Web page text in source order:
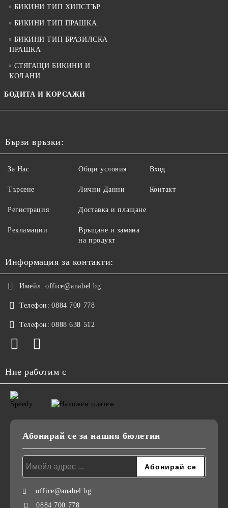
БИКИНИ ТИП ХИПСТЪР
БИКИНИ ТИП ПРАШКА
БИКИНИ ТИП БРАЗИЛСКА
ПРАШКА
СТЯГАЩИ БИКИНИ И
КОЛАНИ
БОДИТА И КОРСАЖИ
Бързи връзки:
За Нас
Търсене
Регистрация
Рекламации
Общи условия
Лични Данни
Доставка и плащане
Връщане и замяна
на продукт
Вход
Контакт
Информация за контакти:
Имейл: office@anabel.bg
Телефон: 0884 700 778
Телефон: 0888 638 512
Ние работим с
Абонирай се за нашия бюлетин
office@anabel.bg
0884 700 778